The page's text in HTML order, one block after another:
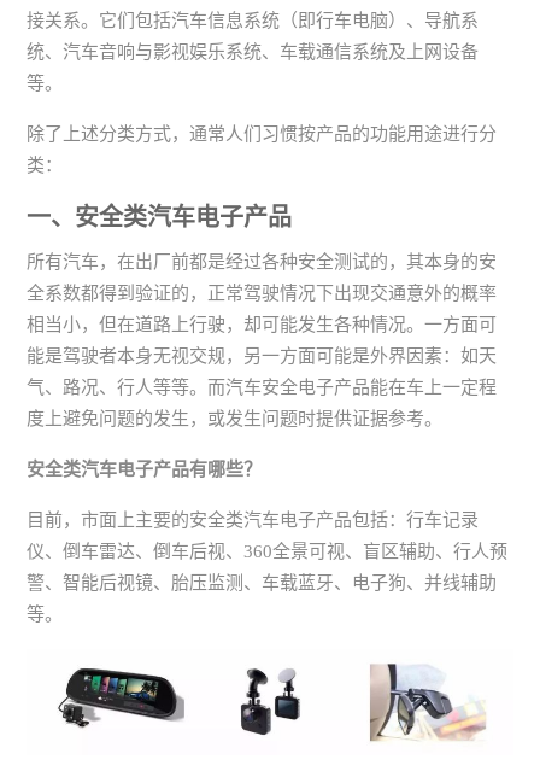
接关系。它们包括汽车信息系统（即行车电脑）、导航系
统、汽车音响与影视娱乐系统、车载通信系统及上网设备
等。
除了上述分类方式，通常人们习惯按产品的功能用途进行分
类：
一、安全类汽车电子产品
所有汽车，在出厂前都是经过各种安全测试的，其本身的安
全系数都得到验证的，正常驾驶情况下出现交通意外的概率
相当小，但在道路上行驶，却可能发生各种情况。一方面可
能是驾驶者本身无视交规，另一方面可能是外界因素：如天
气、路况、行人等等。而汽车安全电子产品能在车上一定程
度上避免问题的发生，或发生问题时提供证据参考。
安全类汽车电子产品有哪些？
目前，市面上主要的安全类汽车电子产品包括：行车记录
仪、倒车雷达、倒车后视、360全景可视、盲区辅助、行人预
警、智能后视镜、胎压监测、车载蓝牙、电子狗、并线辅助
等。